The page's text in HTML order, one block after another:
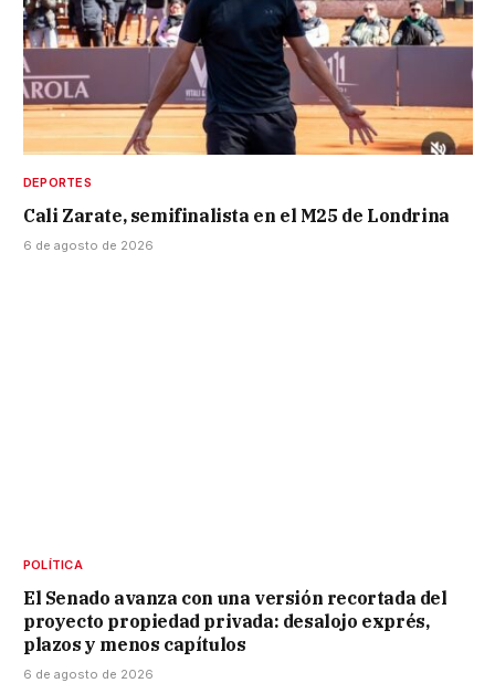
DEPORTES
Cali Zarate, semifinalista en el M25 de Londrina
6 de agosto de 2026
POLÍTICA
El Senado avanza con una versión recortada del
proyecto propiedad privada: desalojo exprés,
plazos y menos capítulos
6 de agosto de 2026